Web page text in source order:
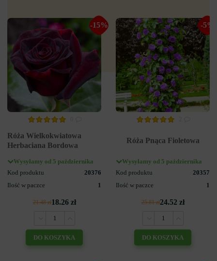
-15%
Róża Wielkokwiatowa
Herbaciana Bordowa
Wysyłamy od 5 października
Kod produktu
20376
Ilość w paczce
1
21.48 zł18.26 zł
DO KOSZYKA
-5%
Róża Pnąca Fioletowa
Wysyłamy od 5 października
Kod produktu
20357
Ilość w paczce
1
25.81 zł24.52 zł
DO KOSZYKA